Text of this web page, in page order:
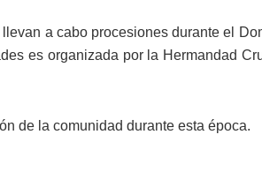
a cabo procesiones durante el
es organizada por la Hermandad
de la comunidad durante esta época.